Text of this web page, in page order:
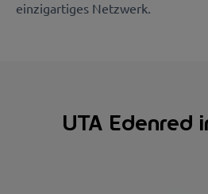
einzigartiges Netzwerk.
UTA Edenred